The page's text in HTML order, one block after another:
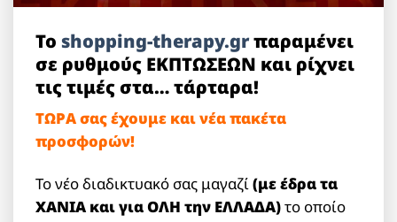
Τοshopping-therapy.grπαραμένει
σε ρυθμούς ΕΚΠΤΩΣΕΩΝ και ρίχνει
τις τιμές στα… τάρταρα!
ΤΩΡΑ σας έχουμε και νέα πακέτα
προσφορών!
Το νέο διαδικτυακό σας μαγαζί(με έδρα τα
ΧΑΝΙΑ και για ΟΛΗ την ΕΛΛΑΔΑ)το οποίο